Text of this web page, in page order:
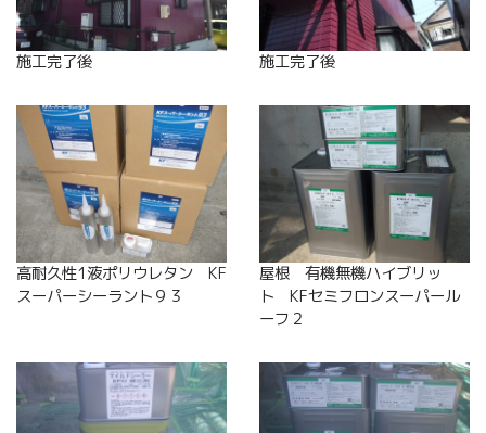
施工完了後 施工完了後
高耐久性1液ポリウレタン KF
スーパーシーラント９３
屋根 有機無機ハイブリッ
ト KFセミフロンスーパール
ーフ２